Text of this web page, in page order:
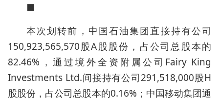
■
本次划转前，中国石油集团直接持有公司
150,923,565,570股A股股份，占公司总股本的
82.46%，通过境外全资附属公司Fairy King
Investments Ltd.间接持有公司291,518,000股H
股股份，占公司总股本的0.16%；中国移动集团通